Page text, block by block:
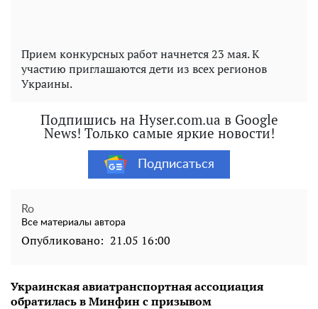
Прием конкурсных работ начнется 23 мая. К
участию приглашаются дети из всех регионов
Украины.
Подпишись на Hyser.com.ua в Google
News! Только самые яркие новости!
Подписаться
Ro
Все материалы автора
Опубликовано: 21.05 16:00
Украинская авиатранспортная ассоциация
обратилась в Минфин с призывом